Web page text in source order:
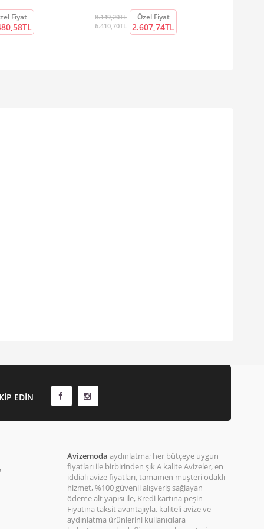
Fiyat
8.149,20TL
6.410,70TL
Özel Fiyat
2.607,74TL
EDIN
Avizemoda aydınlatma; her bütçeye uygun
fiyatları ile birbirinden şık A kalite Avizeler, en
iddialı avize fiyatları, tamamen müşteri odaklı
hizmet, %100 güvenli alışveriş sağlayan
ödeme alt yapısı ile, Kredi kartına peşin
Fiyatına taksit avantajıyla, kaliteli avize ve
aydınlatma ürünlerini kullanıcılara